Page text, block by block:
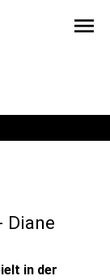
menu
Diane
in der